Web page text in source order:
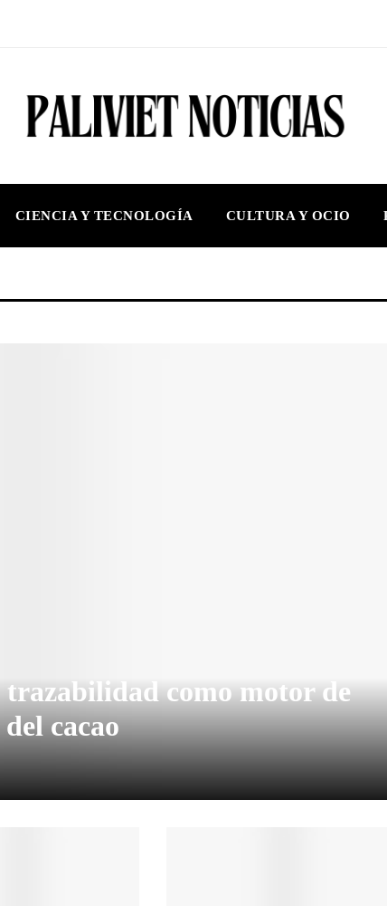
CIENCIA Y TECNOLOGÍA CULTURA Y OCIO
como motor de
cacao